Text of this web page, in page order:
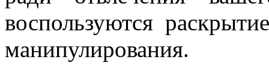
воспользуются
манипулирования.